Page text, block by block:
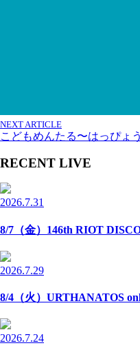
NEXT ARTICLE
こどもめんたる〜はっぴょ
RECENT LIVE
2026.7.31
8/7（金）146th RIOT
2026.7.29
8/4（火）URTHANATOS
2026.7.24